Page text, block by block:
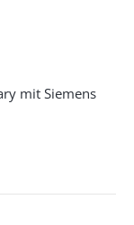
mit Siemens